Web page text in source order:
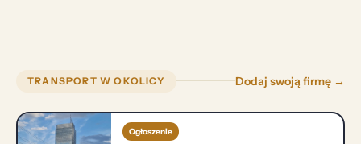
TRANSPORT W OKOLICY Dodaj swoją firmę →
Ogłoszenie